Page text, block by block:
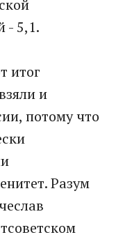
- 5,1.
итог
и
потому что
Разум